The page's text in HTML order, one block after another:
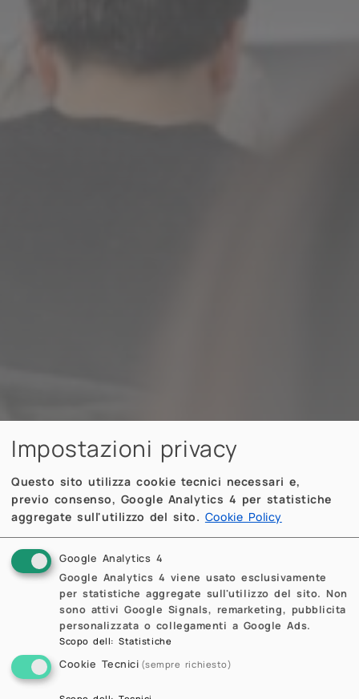
Impostazioni privacy
Questo sito utilizza cookie tecnici necessari e,
previo consenso, Google Analytics 4 per statistiche
aggregate sull'utilizzo del sito. Cookie Policy
Google Analytics 4
Google Analytics 4 viene usato esclusivamente
per statistiche aggregate sull'utilizzo del sito. Non
sono attivi Google Signals, remarketing, pubblicita
personalizzata o collegamenti a Google Ads.
Scopo dell:Statistiche
Cookie Tecnici (sempre richiesto)